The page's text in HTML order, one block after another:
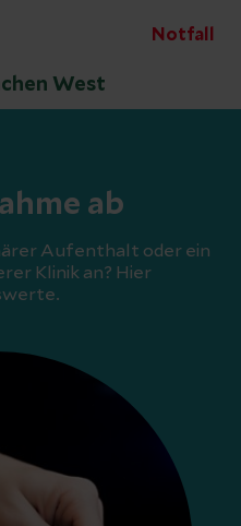
Notfall
West
ab
Aufenthalt oder ein
Klinik an? Hier